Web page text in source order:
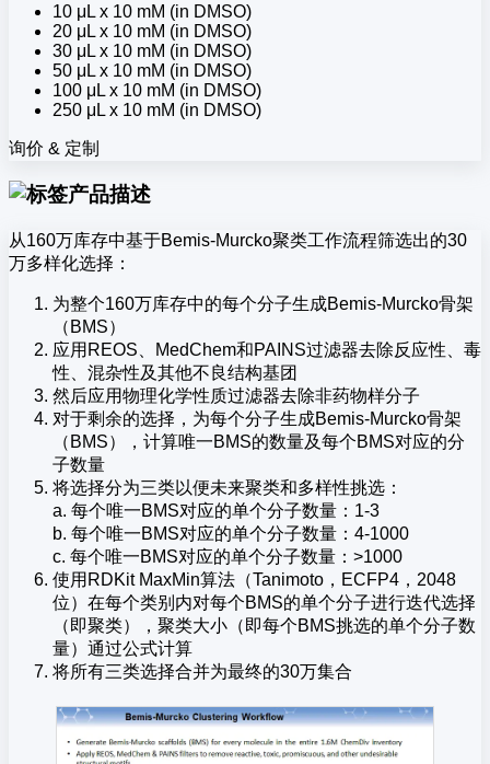
10 μL x 10 mM (in DMSO)
20 μL x 10 mM (in DMSO)
30 μL x 10 mM (in DMSO)
50 μL x 10 mM (in DMSO)
100 μL x 10 mM (in DMSO)
250 μL x 10 mM (in DMSO)
询价 & 定制
产品描述
从160万库存中基于Bemis-Murcko聚类工作流程筛选出的30
万多样化选择：
为整个160万库存中的每个分子生成Bemis-Murcko骨架
（BMS）
应用REOS、MedChem和PAINS过滤器去除反应性、毒
性、混杂性及其他不良结构基团
然后应用物理化学性质过滤器去除非药物样分子
对于剩余的选择，为每个分子生成Bemis-Murcko骨架
（BMS），计算唯一BMS的数量及每个BMS对应的分
子数量
将选择分为三类以便未来聚类和多样性挑选：
a. 每个唯一BMS对应的单个分子数量：1-3
b. 每个唯一BMS对应的单个分子数量：4-1000
c. 每个唯一BMS对应的单个分子数量：>1000
使用RDKit MaxMin算法（Tanimoto，ECFP4，2048
位）在每个类别内对每个BMS的单个分子进行迭代选择
（即聚类），聚类大小（即每个BMS挑选的单个分子数
量）通过公式计算
将所有三类选择合并为最终的30万集合